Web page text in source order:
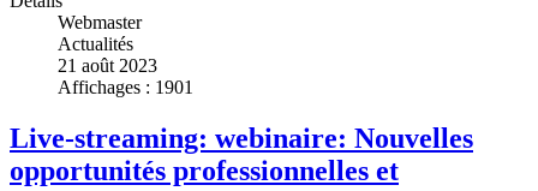
Webmaster
Actualités
21 août 2023
Affichages : 1901
Live-streaming: webinaire: Nouvelles
opportunités professionnelles et